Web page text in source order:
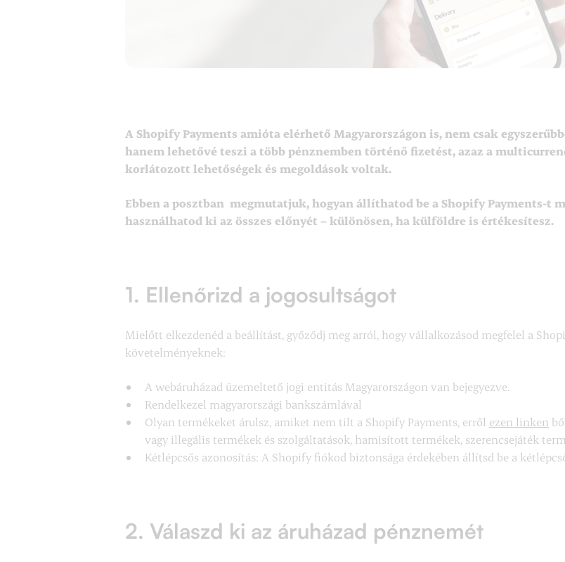
A Shopify Payments amióta elérhető Magyarországon is, nem csak
hanem lehetővé teszi a több pénznemben történő fizetést, azaz a
korlátozott lehetőségek és megoldások voltak.
Ebben a posztban megmutatjuk, hogyan állíthatod be a Shopify Payments-t
használhatod ki az összes előnyét – különösen, ha külföldre is értékesítesz.
1. Ellenőrizd a jogosultságot
Mielőtt elkezdenéd a beállítást, győződj meg arról, hogy vállalkozásod megfelel a
követelményeknek:
A webáruházad üzemeltető jogi entitás Magyarországon van bejegyezve.
Rendelkezel magyarországi bankszámlával
Olyan termékeket árulsz, amiket nem tilt a Shopify Payments, erről ezen linken
vagy illegális termékek és szolgáltatások, hamisított termékek, szerencsejáték
Kétlépcsős azonosítás: A Shopify fiókod biztonsága érdekében állítsd be a
2. Válaszd ki az áruházad pénznemét